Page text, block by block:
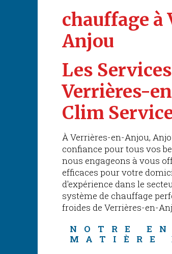
chauffage à
Anjou
Les
Verrières-
Clim
À Verrières-en-Anjou,
confiance pour tous vos
nous engageons à vous
efficaces pour votre
d'expérience dans le
système de chauffage
froides de Verrières-en-
NOTRE
MATIÈRE